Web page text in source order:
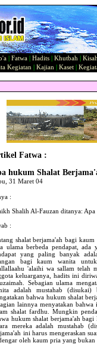
Fatwa Hadits Khutbah
Kegiatan Kajian Kaset|
Fatwa :
hukum Shalat
31 Maret 04
:
Shalih Al-Fauzan ditanya:
:
shalat berjama'ah bagi
ulama berbeda pendapat,
yang paling banyak
bagi kaum wanita
'alaihi wa sallam telah
keluarganya, hadits ini
Sebagian ulama
adalah mustahab
bahwa hukum shalat
lainnya menyatakan
shalat fardhu. Mungkin
hukum shalat berjama'ah
mereka adalah mustahab
ini harus mengeraskan
oleh kaum pria yang bukan